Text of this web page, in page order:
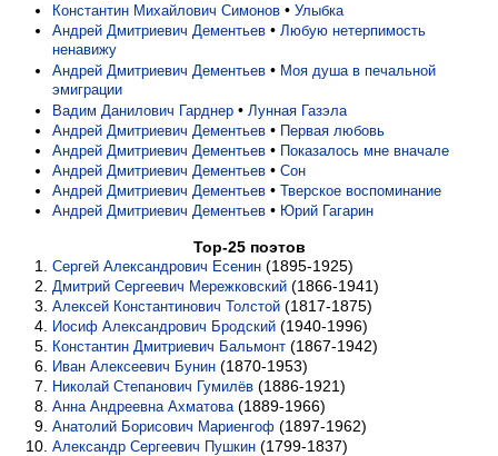
Константин Михайлович Симонов • Улыбка
Андрей Дмитриевич Дементьев • Любую нетерпимость
ненавижу
Андрей Дмитриевич Дементьев • Моя душа в печальной
эмиграции
Вадим Данилович Гарднер • Лунная Газэла
Андрей Дмитриевич Дементьев • Первая любовь
Андрей Дмитриевич Дементьев • Показалось мне вначале
Андрей Дмитриевич Дементьев • Сон
Андрей Дмитриевич Дементьев • Тверское воспоминание
Андрей Дмитриевич Дементьев • Юрий Гагарин
Top-25 поэтов
Сергей Александрович Есенин (1895-1925)
Дмитрий Сергеевич Мережковский (1866-1941)
Алексей Константинович Толстой (1817-1875)
Иосиф Александрович Бродский (1940-1996)
Константин Дмитриевич Бальмонт (1867-1942)
Иван Алексеевич Бунин (1870-1953)
Николай Степанович Гумилёв (1886-1921)
Анна Андреевна Ахматова (1889-1966)
Анатолий Борисович Мариенгоф (1897-1962)
Александр Сергеевич Пушкин (1799-1837)